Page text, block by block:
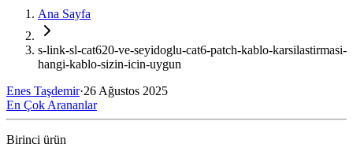
Ana Sayfa
s-link-sl-cat620-ve-seyidoglu-cat6-patch-kablo-karsilastirmasi-
hangi-kablo-sizin-icin-uygun
Enes Taşdemir·26 Ağustos 2025
En Çok Arananlar
Birinci ürün